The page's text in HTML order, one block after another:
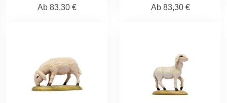
Ab83,30 €
Ab83,30 €